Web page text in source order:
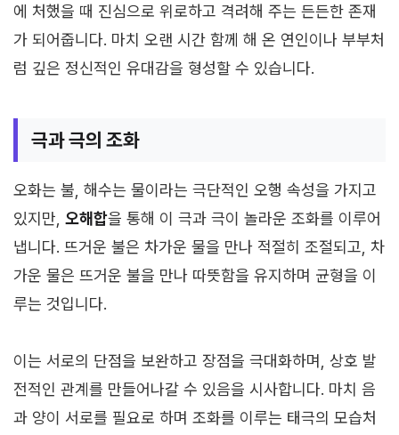
에 처했을 때 진심으로 위로하고 격려해 주는 든든한 존재
가 되어줍니다. 마치 오랜 시간 함께 해 온 연인이나 부부처
럼 깊은 정신적인 유대감을 형성할 수 있습니다.
극과 극의 조화
오화는 불, 해수는 물이라는 극단적인 오행 속성을 가지고
있지만, 오해합을 통해 이 극과 극이 놀라운 조화를 이루어
냅니다. 뜨거운 불은 차가운 물을 만나 적절히 조절되고, 차
가운 물은 뜨거운 불을 만나 따뜻함을 유지하며 균형을 이
루는 것입니다.
이는 서로의 단점을 보완하고 장점을 극대화하며, 상호 발
전적인 관계를 만들어나갈 수 있음을 시사합니다. 마치 음
과 양이 서로를 필요로 하며 조화를 이루는 태극의 모습처